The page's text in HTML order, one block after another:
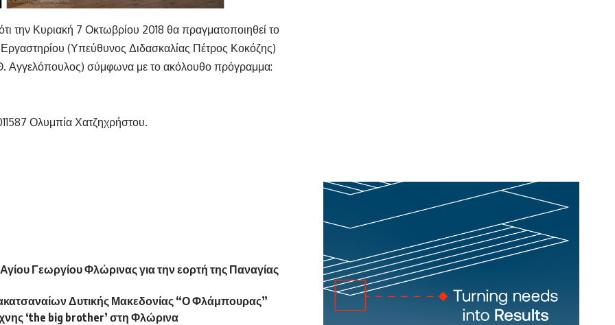
την Κυριακή 7 Οκτωβρίου 2018 θα πραγματοποιηθεί το
(Υπεύθυνος Διδασκαλίας Πέτρος Κοκόζης)
Αγγελόπουλος) σύμφωνα με το ακόλουθο πρόγραμμα:
Ολυμπία Χατζηχρήστου.
Γεωργίου Φλώρινας για την εορτή της Παναγίας
Δυτικής Μακεδονίας “Ο Φλάμπουρας”
‘the big brother’ στη Φλώρινα